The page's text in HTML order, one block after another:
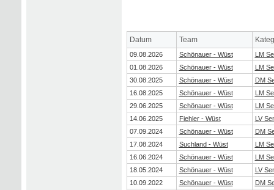
Datum Team
09.08.2026 Schönauer - Wüst
LM
01.08.2026
Schönauer - Wüst
LM
30.08.2025
Schönauer - Wüst
DM
16.08.2025
Schönauer - Wüst
LM
29.06.2025
Schönauer - Wüst
LM
14.06.2025
Fiehler - Wüst
LV
07.09.2024
Schönauer - Wüst
DM
17.08.2024
Suchland - Wüst
LM
16.06.2024
Schönauer - Wüst
LM
18.05.2024
Schönauer - Wüst
LV
10.09.2022
Schönauer - Wüst
DM